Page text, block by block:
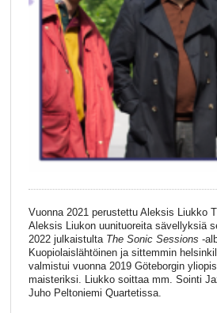
Vuonna 2021 perustettu Aleksis Liukko
Aleksis Liukon uunituoreita sävellyksiä
2022 julkaistulta The Sonic Sessions -
Kuopiolaislähtöinen ja sittemmin
valmistui vuonna 2019 Göteborgin
maisteriksi. Liukko soittaa mm. Sointi
Juho Peltoniemi Quartetissa.